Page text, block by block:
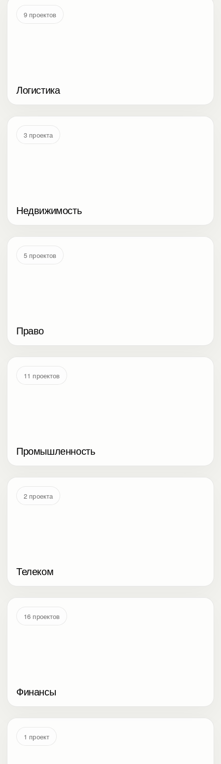
9 проектов
Логистика
3 проекта
Недвижимость
5 проектов
Право
11 проектов
Промышленность
2 проекта
Телеком
16 проектов
Финансы
1 проект